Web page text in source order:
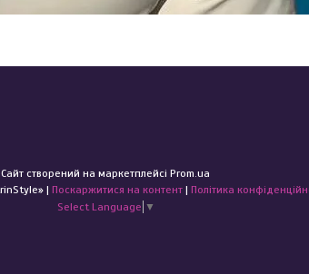
Сайт створений на маркетплейсі Prom.ua
Інтернет-магазин «KatrinStyle» | Поскаржитися на контент | Політика
Select Language ▼